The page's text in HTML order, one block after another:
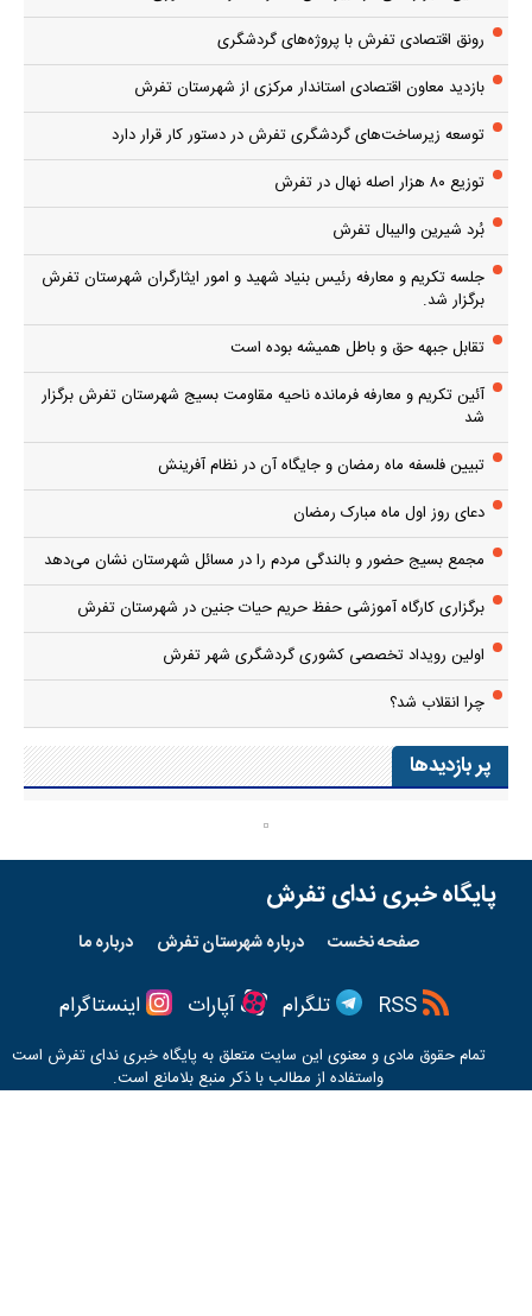
رونق اقتصادی تفرش با پروژه‌های گردشگری
بازدید معاون اقتصادی استاندار مرکزی از شهرستان تفرش
توسعه زیرساخت‌های گردشگری تفرش در دستور کار قرار دارد
توزیع ۸۰ هزار اصله نهال در تفرش
بُرد شیرین والیبال تفرش
جلسه تکریم و معارفه رئیس بنیاد شهید و امور ایثارگران شهرستان تفرش
برگزار شد.
تقابل جبهه حق و باطل همیشه بوده است
آئین تکریم و معارفه فرمانده ناحیه مقاومت بسیج شهرستان تفرش برگزار
شد
تبیین فلسفه ماه رمضان و جایگاه آن در نظام آفرینش
دعای روز اول ماه مبارک رمضان
مجمع بسیج حضور و بالندگی مردم را در مسائل شهرستان نشان می‌دهد
برگزاری کارگاه آموزشی حفظ حریم حیات جنین در شهرستان تفرش
اولین رویداد تخصصی کشوری گردشگری شهر تفرش
چرا انقلاب شد؟
پر بازدیدها
پایگاه خبری ندای تفرش
صفحه نخست درباره شهرستان تفرش درباره ما
تلگرام آپارات اینستاگرام
تمام حقوق مادی و معنوی این سایت متعلق به پایگاه خبریندای تفرش است
واستفاده از مطالب با ذکر منبع بلامانع است.